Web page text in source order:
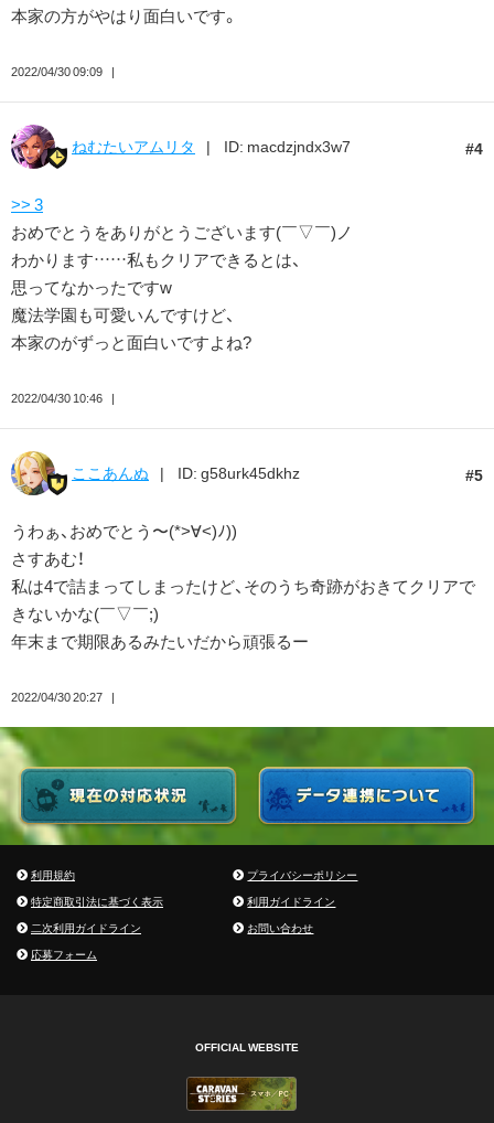
本家の方がやはり面白いです。
2022/04/30 09:09
4
ねむたいアムリタ ID: macdzjndx3w7
>> 3
おめでとうをありがとうございます(￣▽￣)ノ
わかります……私もクリアできるとは、
思ってなかったですw
魔法学園も可愛いんですけど、
本家のがずっと面白いですよね?
2022/04/30 10:46
5
ここあんぬ ID: g58urk45dkhz
うわぁ、おめでとう〜(*>∀<)ﾉ))
さすあむ！
私は4で詰まってしまったけど、そのうち奇跡がおきてクリアで
きないかな(￣▽￣;)
年末まで期限あるみたいだから頑張るー
2022/04/30 20:27
利用規約
プライバシーポリシー
特定商取引法に基づく表示
利用ガイドライン
二次利用ガイドライン
お問い合わせ
応募フォーム
OFFICIAL WEBSITE